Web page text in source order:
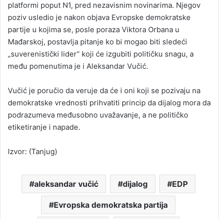
platformi poput N1, pred nezavisnim novinarima. Njegov
poziv usledio je nakon objava Evropske demokratske
partije u kojima se, posle poraza Viktora Orbana u
Mađarskoj, postavlja pitanje ko bi mogao biti sledeći
„suverenistički lider“ koji će izgubiti političku snagu, a
među pomenutima je i Aleksandar Vučić.
Vučić je poručio da veruje da će i oni koji se pozivaju na
demokratske vrednosti prihvatiti princip da dijalog mora da
podrazumeva međusobno uvažavanje, a ne političko
etiketiranje i napade.
Izvor: (Tanjug)
aleksandar vučić dijalog EDP
Evropska demokratska partija